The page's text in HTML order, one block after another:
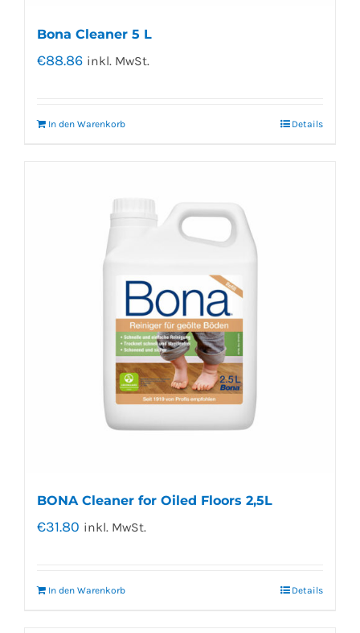
Bona Cleaner 5 L
€88.86 inkl. MwSt.
In den Warenkorb Details
BONA Cleaner for Oiled Floors 2,5L
€31.80 inkl. MwSt.
In den Warenkorb Details